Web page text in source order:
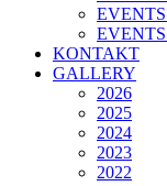
KONTAKT
GALLERY
2026
2025
2024
2023
2022